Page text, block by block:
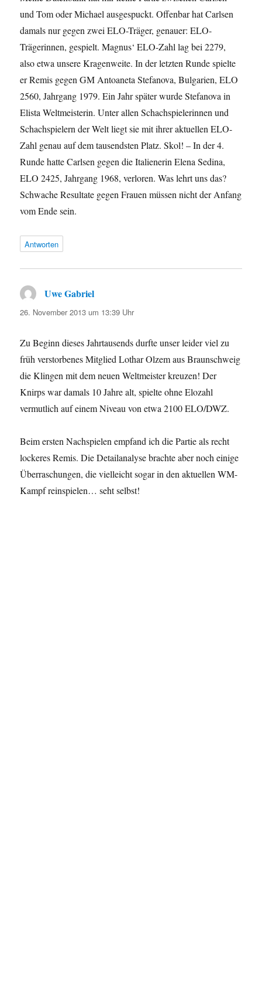
und Tom oder Michael ausgespuckt. Offenbar hat Carlsen
damals nur gegen zwei ELO-Träger, genauer: ELO-
Trägerinnen, gespielt. Magnus‘ ELO-Zahl lag bei 2279,
also etwa unsere Kragenweite. In der letzten Runde spielte
er Remis gegen GM Antoaneta Stefanova, Bulgarien, ELO
2560, Jahrgang 1979. Ein Jahr später wurde Stefanova in
Elista Weltmeisterin. Unter allen Schachspielerinnen und
Schachspielern der Welt liegt sie mit ihrer aktuellen ELO-
Zahl genau auf dem tausendsten Platz. Skol! – In der 4.
Runde hatte Carlsen gegen die Italienerin Elena Sedina,
ELO 2425, Jahrgang 1968, verloren. Was lehrt uns das?
Schwache Resultate gegen Frauen müssen nicht der Anfang
vom Ende sein.
Antworten
Uwe Gabriel
26. November 2013 um 13:39 Uhr
Zu Beginn dieses Jahrtausends durfte unser leider viel zu
früh verstorbenes Mitglied Lothar Olzem aus Braunschweig
die Klingen mit dem neuen Weltmeister kreuzen! Der
Knirps war damals 10 Jahre alt, spielte ohne Elozahl
vermutlich auf einem Niveau von etwa 2100 ELO/DWZ.
Beim ersten Nachspielen empfand ich die Partie als recht
lockeres Remis. Die Detailanalyse brachte aber noch einige
Überraschungen, die vielleicht sogar in den aktuellen WM-
Kampf reinspielen… seht selbst!